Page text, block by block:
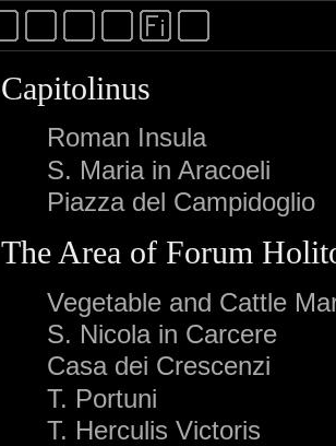
Capitolinus
Roman Insula
S. Maria in Aracoeli
Piazza del Campidoglio
The Area of Forum
Vegetable and Cattle
S. Nicola in Carcere
Casa dei Crescenzi
T. Portuni
T. Herculis Victoris